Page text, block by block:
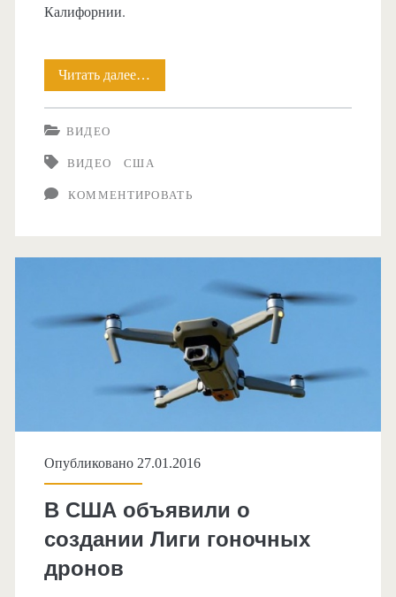
Калифорнии.
Читать далее…
заснял
прибрежную
эрозию
ВИДЕО
ВИДЕО
США
КОММЕНТИРОВАТЬ
Опубликовано 27.01.2016
В США объявили о
создании Лиги гоночных
дронов